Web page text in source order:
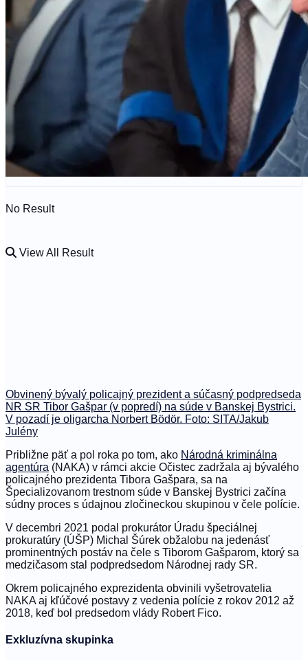
Kdo jsme?
🤍 Darujte
No Result
View All Result
Obvinený bývalý policajný prezident a súčasný podpredseda
NR SR Tibor Gašpar (v popredí) na súde v Banskej Bystrici.
V pozadí je oligarcha Norbert Bödör. Foto: SITA/Jakub
Julény
Približne päť a pol roka po tom, ako Národná kriminálna
agentúra (NAKA) v rámci akcie Očistec zadržala aj bývalého
policajného prezidenta Tibora Gašpara, sa na
Špecializovanom trestnom súde v Banskej Bystrici začína
súdny proces s údajnou zločineckou skupinou v čele polície.
V decembri 2021 podal prokurátor Úradu špeciálnej
prokuratúry (ÚŠP) Michal Šúrek obžalobu na jedenásť
prominentných postáv na čele s Tiborom Gašparom, ktorý sa
medzičasom stal podpredsedom Národnej rady SR.
Okrem policajného exprezidenta obvinili vyšetrovatelia
NAKA aj kľúčové postavy z vedenia polície z rokov 2012 až
2018, keď bol predsedom vlády Robert Fico.
Exkluzívna skupinka